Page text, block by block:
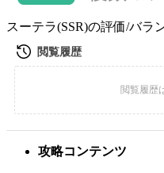
スーテラ(SSR)の評価/バラ
攻略コンテンツ